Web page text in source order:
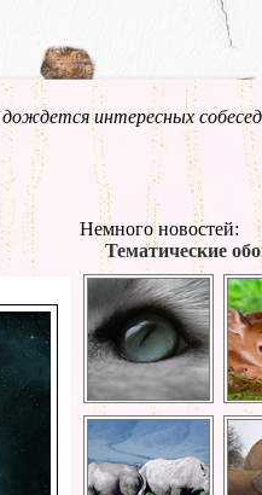
интересных
Немного новостей:
Тематические